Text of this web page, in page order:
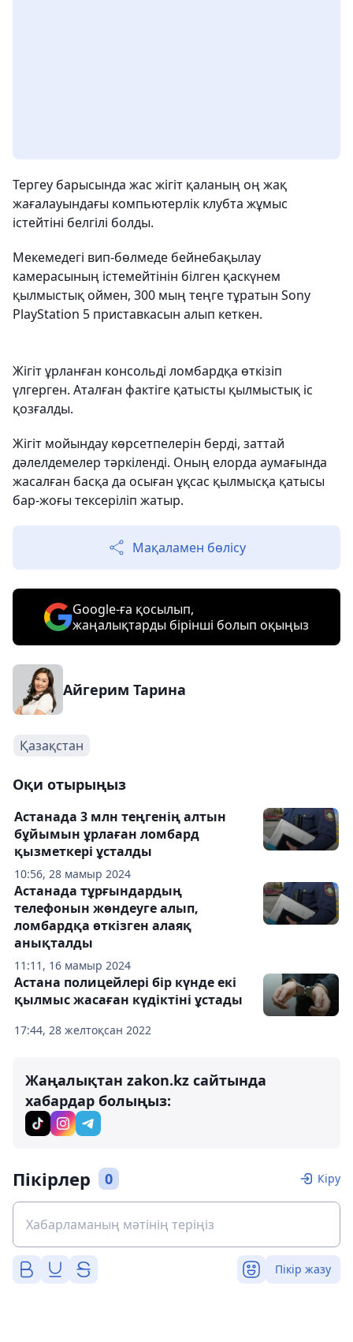
Тергеу барысында жас жігіт қаланың оң жақ
жағалауындағы компьютерлік клубта жұмыс
істейтіні белгілі болды.
Мекемедегі вип-бөлмеде бейнебақылау
камерасының істемейтінін білген қаскүнем
қылмыстық оймен, 300 мың теңге тұратын Sony
PlayStation 5 приставкасын алып кеткен.
Жігіт ұрланған консольді ломбардқа өткізіп
үлгерген. Аталған фактіге қатысты қылмыстық іс
қозғалды.
Жігіт мойындау көрсетпелерін берді, заттай
дәлелдемелер тәркіленді. Оның елорда аумағында
жасалған басқа да осыған ұқсас қылмысқа қатысы
бар-жоғы тексеріліп жатыр.
Мақаламен бөлісу
Google-ға қосылып,
жаңалықтарды бірінші болып оқыңыз
Айгерим Тарина
Қазақстан
Оқи отырыңыз
10:56, 28 мамыр 2024
Астанада 3 млн теңгенің алтын
бұйымын ұрлаған ломбард
қызметкері ұсталды
11:11, 16 мамыр 2024
Астанада тұрғындардың
телефонын жөндеуге алып,
ломбардқа өткізген алаяқ
анықталды
17:44, 28 желтоқсан 2022
Астана полицейлері бір күнде екі
қылмыс жасаған күдіктіні ұстады
Жаңалықтан zakon.kz сайтында
хабардар болыңыз:
Пікірлер 0 Кіру
Пікір жазу